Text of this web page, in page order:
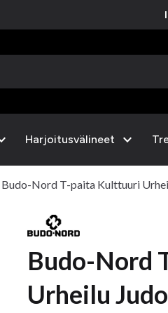
Harjoitusvälineet expand_more
Budo-Nord T-paita Kulttuuri
Budo-Nord
Urheilu